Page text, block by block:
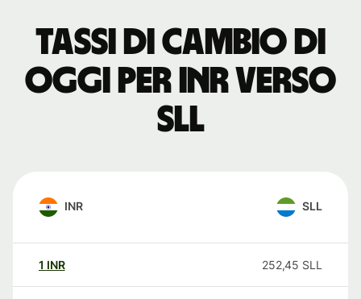
Tassi di cambio di
oggi per INR verso
SLL
INR SLL
1 INR 252,45 SLL